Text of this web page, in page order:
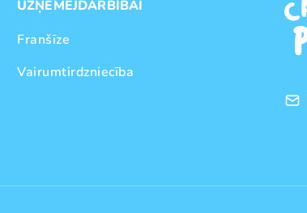
UZŅĒMĒJDARBĪBAI
Franšīze
Vairumtirdzniecība